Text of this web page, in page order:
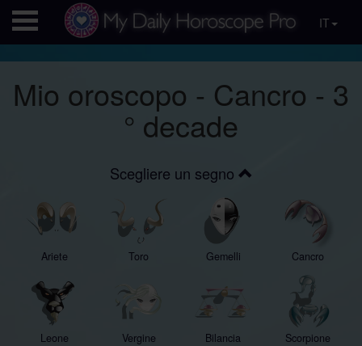
IT
Mio oroscopo - Cancro - 3
° decade
Scegliere un segno
Ariete Toro Gemelli Cancro
Leone Vergine Bilancia Scorpione